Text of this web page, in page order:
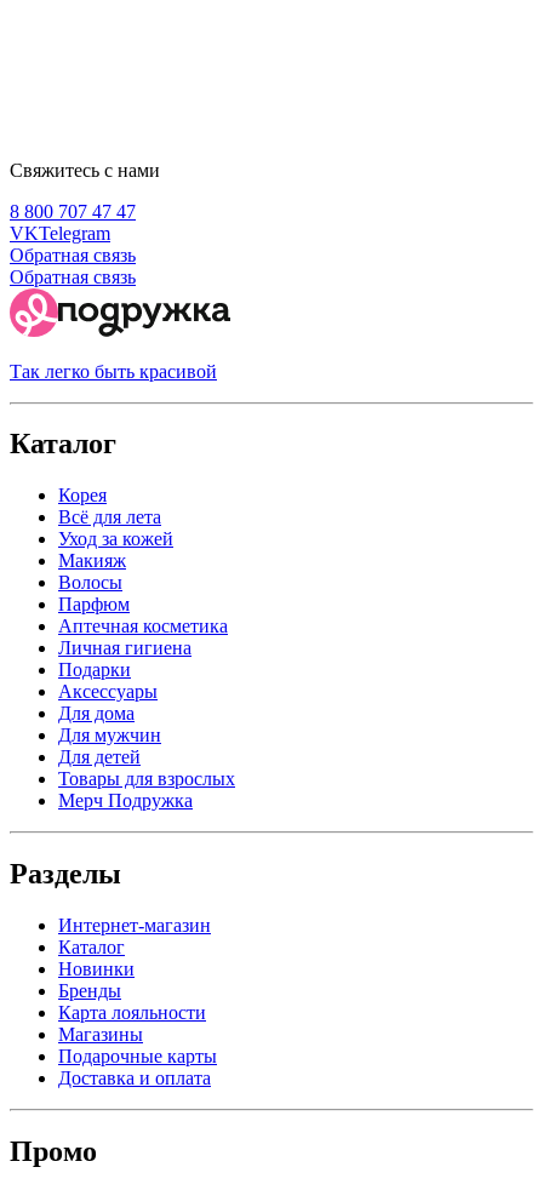
Свяжитесь с нами
8 800 707 47 47
VKTelegram
Обратная связь
Обратная связь
Так легко быть красивой
Каталог
Корея
Всё для лета
Уход за кожей
Макияж
Волосы
Парфюм
Аптечная косметика
Личная гигиена
Подарки
Аксессуары
Для дома
Для мужчин
Для детей
Товары для взрослых
Мерч Подружка
Разделы
Интернет-магазин
Каталог
Новинки
Бренды
Карта лояльности
Магазины
Подарочные карты
Доставка и оплата
Промо